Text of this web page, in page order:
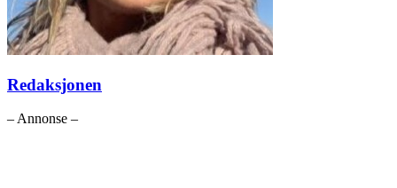
Redaksjonen
– Annonse –